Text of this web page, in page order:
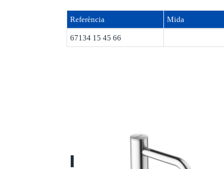
Referència Mida
67134 15 45 66